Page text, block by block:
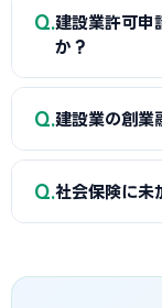
A
500万円以下
がシンプルです
になります。
Q 建設業許可申
か？
A
はい、できま
という流れがよく
同時に活用するこ
Q 建設業の創業
A
税理士（顧
Q 社会保険に未
ません。ただし